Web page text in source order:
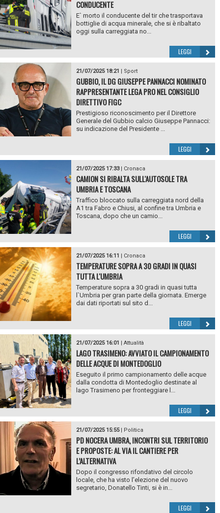
CONDUCENTE
E` morto il conducente del tir che trasportava
bottiglie di acqua minerale, che si è ribaltato
oggi sulla carreggiata no...
LEGGI
21/07/2025 18:21 Sport
GUBBIO, IL DG GIUSEPPE PANNACCI NOMINATO
RAPPRESENTANTE LEGA PRO NEL CONSIGLIO
DIRETTIVO FIGC
Prestigioso riconoscimento per il Direttore
Generale del Gubbio calcio Giuseppe Pannacci:
su indicazione del Presidente ...
LEGGI
21/07/2025 17:33| Cronaca
CAMION SI RIBALTA SULL'AUTOSOLE TRA
UMBRIA E TOSCANA
Traffico bloccato sulla carreggiata nord della
A1 tra Fabro e Chiusi, al confine tra Umbria e
Toscana, dopo che un camio...
LEGGI
21/07/2025 16:11 Cronaca
TEMPERATURE SOPRA A 30 GRADI IN QUASI
TUTTA L'UMBRIA
Temperature sopra a 30 gradi in quasi tutta
l`Umbria per gran parte della giornata. Emerge
dai dati riportati sul sito d...
LEGGI
21/07/2025 16:01 Attualità
LAGO TRASIMENO: AVVIATO IL CAMPIONAMENTO
DELLE ACQUE DI MONTEDOGLIO
Eseguito il primo campionamento delle acque
dalla condotta di Montedoglio destinate al
lago Trasimeno per fronteggiare l...
LEGGI
21/07/2025 15:55| Politica
PD NOCERA UMBRA, INCONTRI SUL TERRITORIO
E PROPOSTE: AL VIA IL CANTIERE PER
L’ALTERNATIVA
Dopo il congresso rifondativo del circolo
locale, che ha visto l’elezione del nuovo
segretario, Donatello Tinti, si è in...
LEGGI